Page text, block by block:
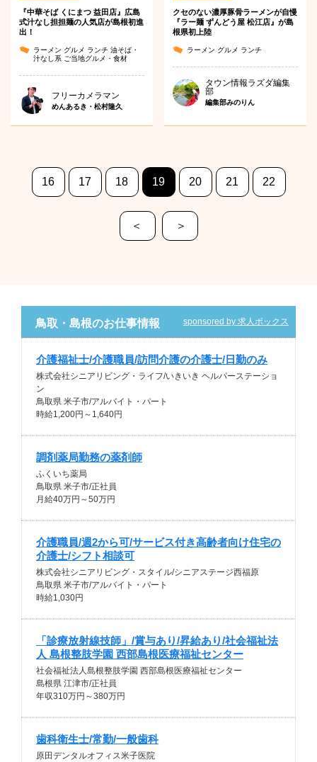
『中華そば くにまつ 益田店』広島
式汁なし担担麺の人気店が島根初進
出！
ラーメン グルメ ランチ 油そば・
汁なし系 ご当地グルメ・食材
フリーカメラマン
めんあるき・松村隆久
クセのない濃厚豚骨ラーメンが自慢
『ラー麺 ずんどう屋 松江店』が島
根県初上陸
ラーメン グルメ ランチ
タウン情報ラズダ編集
部
編集部みのりん
16 17 18 19 20 21 22
＜ ＞
鳥取・島根のお仕事情報 sponsored by 求人ボックス
介護福祉士/介護職員/訪問介護の介護士/日勤のみ
株式会社シニアリビング・ライフ/いきいき ヘルパーステーショ
ン
鳥取県 米子市/アルバイト・パート
時給1,200円～1,640円
調剤薬局勤務の薬剤師
ふくいち薬局
鳥取県 米子市/正社員
月給40万円～50万円
介護職員/週2から可/サービス付き高齢者向け住宅の
介護士/シフト相談可
株式会社シニアリビング・スタイル/シニアステージ西福原
鳥取県 米子市/アルバイト・パート
時給1,030円
「診療放射線技師」/賞与あり/昇給あり/社会福祉法
人 島根整肢学園 西部島根医療福祉センター
社会福祉法人島根整肢学園 西部島根医療福祉センター
島根県 江津市/正社員
年収310万円～380万円
歯科衛生士/常勤/一般歯科
原田デンタルオフィス米子医院